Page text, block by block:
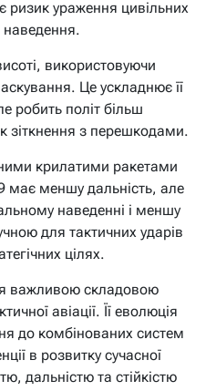
ризик ураження цивільних
наведення.
використовуючи
Це ускладнює її
робить політ більш
зіткнення з перешкодами.
крилатими ракетами
має меншу дальність, але
наведенні і меншу
для тактичних ударів
цілях.
важливою складовою
авіації. Її еволюція
до комбінованих систем
в розвитку сучасної
дальністю та стійкістю